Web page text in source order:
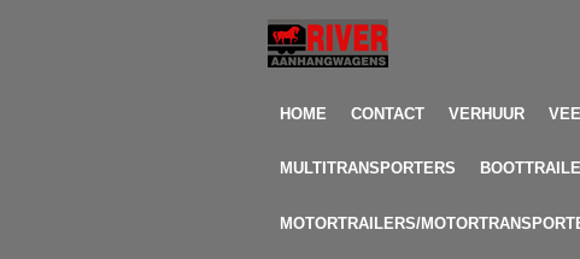
HOME CONTACT VERHUUR
MULTITRANSPORTERS
MOTORTRAILERS/